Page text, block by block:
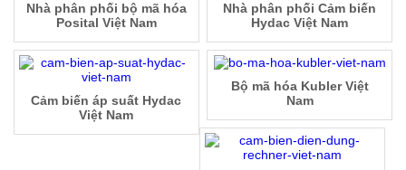
Nhà phân phối bộ mã hóa
Posital Việt Nam
Nhà phân phối Cảm biến
Hydac Việt Nam
Cảm biến áp suất Hydac
Việt Nam
Bộ mã hóa Kubler Việt
Nam